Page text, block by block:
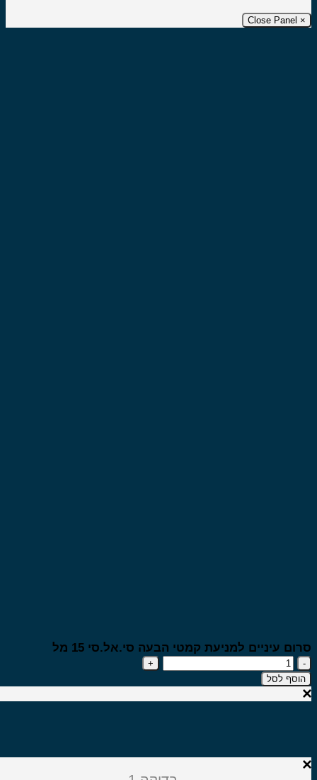
עיניים למניעת קמטי הבעה סי.אל.סי 15 מל
כמות
של
סרום
עיניים
סי.אל.סי
לסל